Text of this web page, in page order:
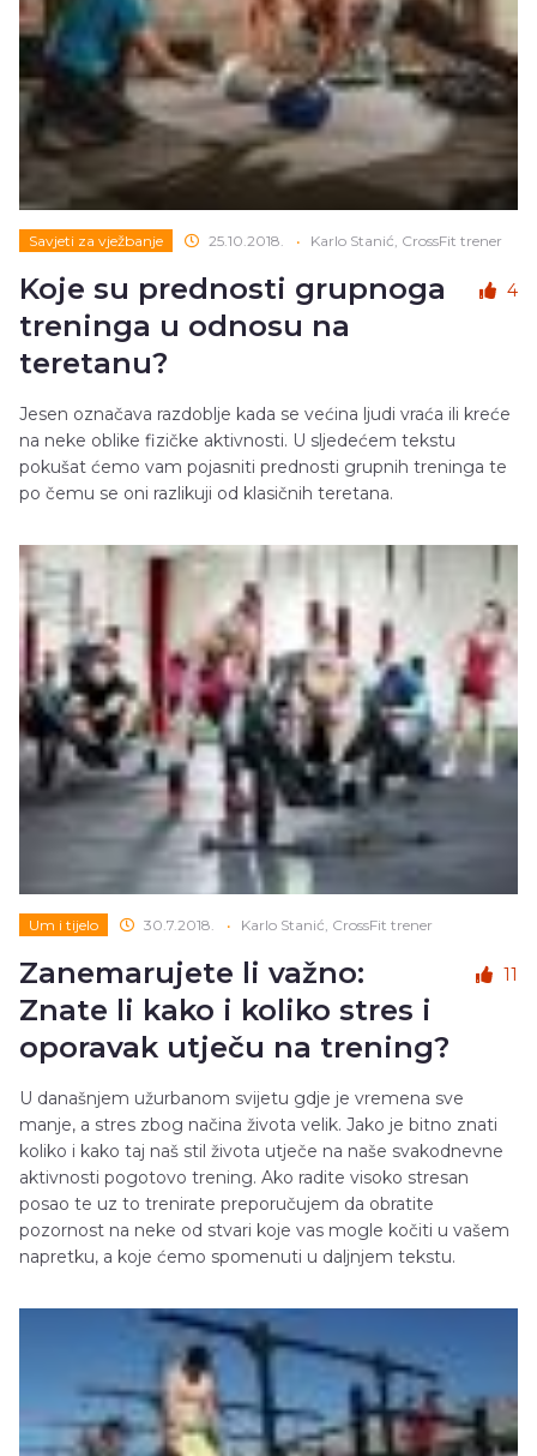
Savjeti za vježbanje 25.10.2018. • Karlo Stanić, CrossFit trener
Koje su prednosti grupnoga
treninga u odnosu na
teretanu?
4
Jesen označava razdoblje kada se većina ljudi vraća ili kreće
na neke oblike fizičke aktivnosti. U sljedećem tekstu
pokušat ćemo vam pojasniti prednosti grupnih treninga te
po čemu se oni razlikuji od klasičnih teretana.
Um i tijelo 30.7.2018. • Karlo Stanić, CrossFit trener
Zanemarujete li važno:
Znate li kako i koliko stres i
oporavak utječu na trening?
11
U današnjem užurbanom svijetu gdje je vremena sve
manje, a stres zbog načina života velik. Jako je bitno znati
koliko i kako taj naš stil života utječe na naše svakodnevne
aktivnosti pogotovo trening. Ako radite visoko stresan
posao te uz to trenirate preporučujem da obratite
pozornost na neke od stvari koje vas mogle kočiti u vašem
napretku, a koje ćemo spomenuti u daljnjem tekstu.